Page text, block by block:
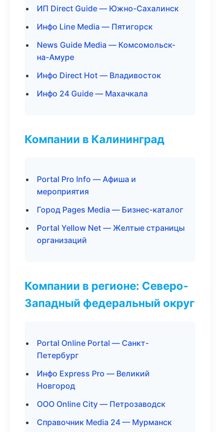
ИП Direct Guide — Южно-Сахалинск
Инфо Line Media — Пятигорск
News Guide Media — Комсомольск-
на-Амуре
Инфо Direct Hot — Владивосток
Инфо 24 Guide — Махачкала
Компании в Калининград
Portal Pro Info — Афиша и
мероприятия
Город Pages Media — Бизнес-каталог
Portal Yellow Net — Желтые страницы
организаций
Компании в регионе: Северо-
Западный федеральный округ
Portal Online Portal — Санкт-
Петербург
Инфо Express Pro — Великий
Новгород
ООО Online City — Петрозаводск
Справочник Media 24 — Мурманск